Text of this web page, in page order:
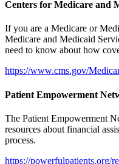
Centers for Medicare and
If you are a Medicare or
Medicare and Medicaid
need to know about how
https://www.cms.gov/
Patient Empowerment
The Patient Empowerment
resources about financial
process.
https://powerfulpatients.org/